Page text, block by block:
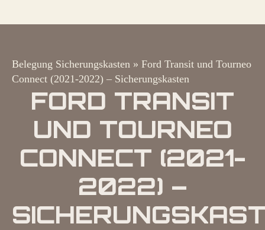
Belegung Sicherungskasten » Ford Transit und Tourneo
Connect (2021-2022) – Sicherungskasten
FORD TRANSIT
UND TOURNEO
CONNECT (2021-
2022) –